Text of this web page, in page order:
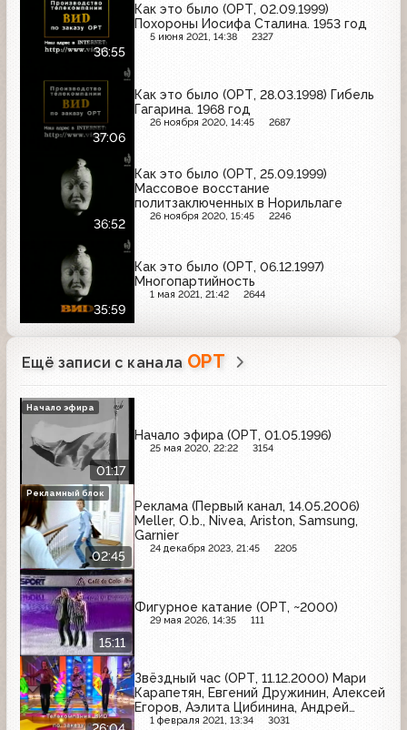
36:55
Как это было (ОРТ, 02.09.1999)
Похороны Иосифа Сталина. 1953 год
5 июня 2021, 14:38 2327
37:06
Как это было (ОРТ, 28.03.1998) Гибель
Гагарина. 1968 год
26 ноября 2020, 14:45 2687
36:52
Как это было (ОРТ, 25.09.1999)
Массовое восстание
политзаключенных в Норильлаге
26 ноября 2020, 15:45 2246
35:59
Как это было (ОРТ, 06.12.1997)
Многопартийность
1 мая 2021, 21:42 2644
Ещё записи с канала ОРТ
01:17
Начало эфира (ОРТ, 01.05.1996)
25 мая 2020, 22:22 3154
Начало эфира
02:45
Реклама (Первый канал, 14.05.2006)
Meller, O.b., Nivea, Ariston, Samsung,
Garnier
24 декабря 2023, 21:45 2205
Рекламный блок
15:11
Фигурное катание (ОРТ, ~2000)
29 мая 2026, 14:35 111
Звёздный час (ОРТ, 11.12.2000) Мари
Карапетян, Евгений Дружинин, Алексей
Егоров, Аэлита Цибинина, Андрей
Вяткин, Евгений Соболев
1 февраля 2021, 13:34 3031